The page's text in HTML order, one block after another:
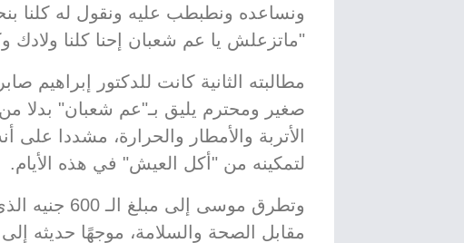
ونساعده ونطبطب عليه ونقول له كلنا
"ماتزعلش يا عم شعبان إحنا كلنا ولادك
مطالبته الثانية كانت للدكتور إبراهيم
صغير ومحترم يليق بـ"عم شعبان" بدلا
الأتربة والأمطار والحرارة، مشددا
لتمكينه من "أكل العيش" في هذه الأيام.
وتطرق موسى
مقابل الصحة والسلامة، موجهًا حديثه